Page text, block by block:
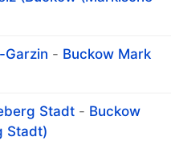
- Buckow Mark
Stadt - Buckow
Stadt)